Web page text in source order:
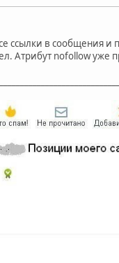
ссылки в сообщения
Атрибут nofollow уже